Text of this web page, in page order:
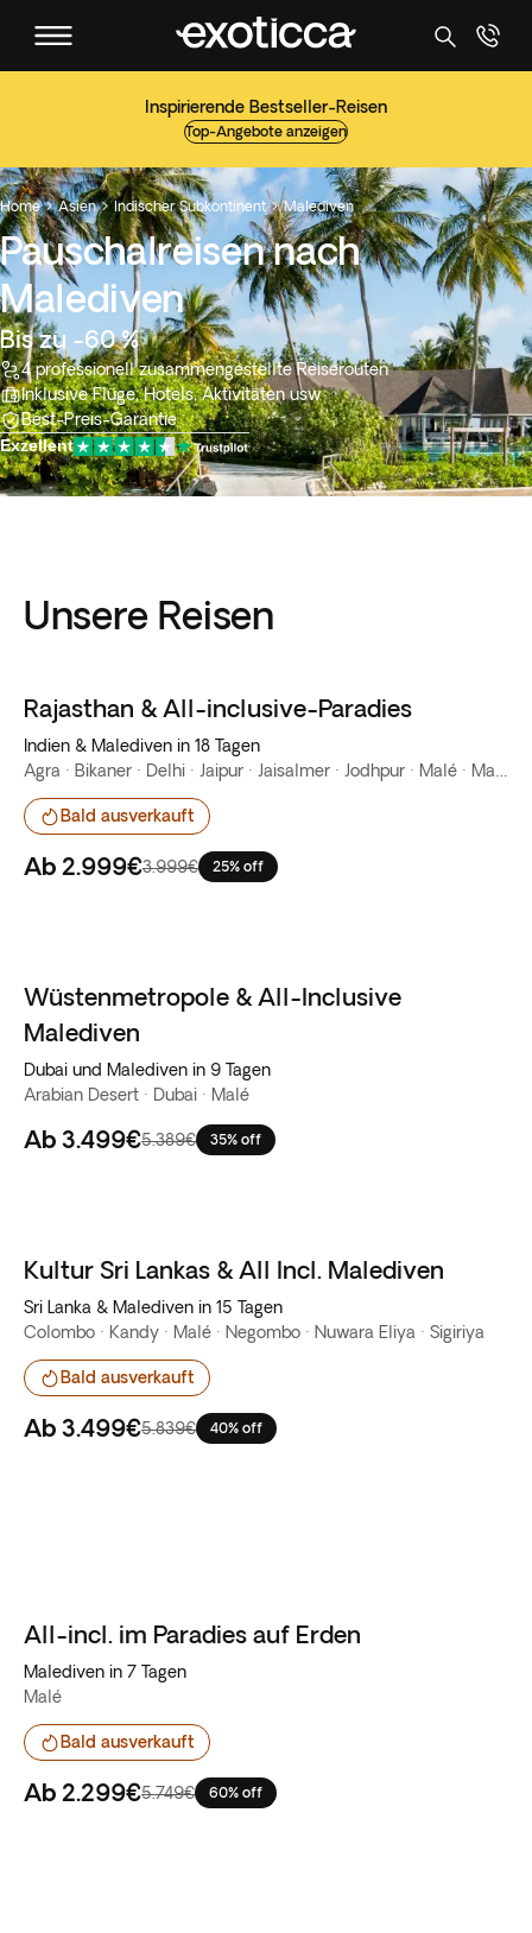
Inspirierende Bestseller-Reisen
Top-Angebote anzeigen
Home  Asien  Indischer Subkontinent  Malediven
Pauschalreisen nach
Malediven
Bis zu -60 %
4 professionell zusammengestellte Reiserouten
Inklusive Flüge, Hotels, Aktivitäten usw
Best-Preis-Garantie
Exzellent
Unsere Reisen
Bestseller
Rajasthan & All-inclusive-Paradies
Indien & Malediven in 18 Tagen
Bald ausverkauft
Ab 2.999€3.999€ 25% off
Wüstenmetropole & All-Inclusive
Malediven
Dubai und Malediven in 9 Tagen
Arabian Desert · Dubai · Malé
Ab 3.499€5.389€ 35% off
Bestseller
Kultur Sri Lankas & All Incl. Malediven
Sri Lanka & Malediven in 15 Tagen
Colombo · Kandy · Malé · Negombo · Nuwara Eliya · Sigiriya
Bald ausverkauft
Ab 3.499€5.839€ 40% off
Flash-Sale
All-incl. im Paradies auf Erden
Malediven in 7 Tagen
Malé
Bald ausverkauft
Ab 2.299€5.749€ 60% off